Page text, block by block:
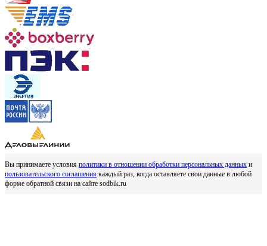
Вы принимаете условия политики в отношении обработки персональных данных и
пользовательского соглашения каждый раз, когда оставляете свои данные в любой
форме обратной связи на сайте sodbik.ru